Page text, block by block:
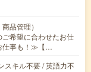
品管理）
希望に合わせたお仕
仕事も！≫【…
スキル不要 / 英語力不